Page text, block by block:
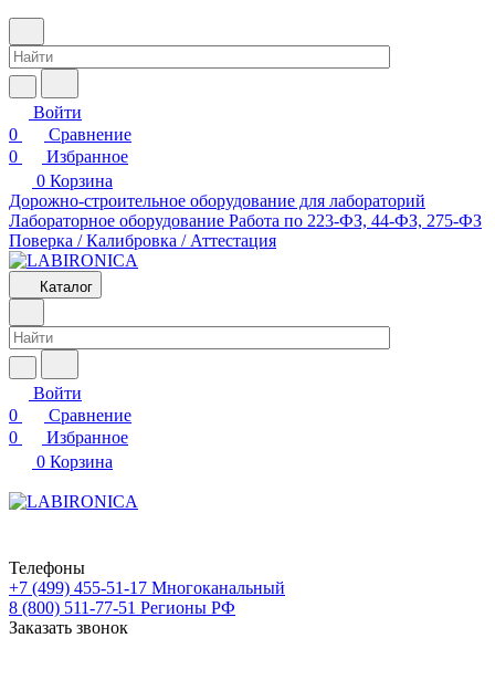
Войти
0
Сравнение
0
Избранное
0 Корзина
Дорожно-строительное оборудование для лабораторий
Лабораторное оборудование Работа по 223-ФЗ, 44-ФЗ, 275-ФЗ
Поверка / Калибровка / Аттестация
Каталог
Войти
0
Сравнение
0
Избранное
0 Корзина
Телефоны
+7 (499) 455-51-17 Многоканальный
8 (800) 511-77-51 Регионы РФ
Заказать звонок